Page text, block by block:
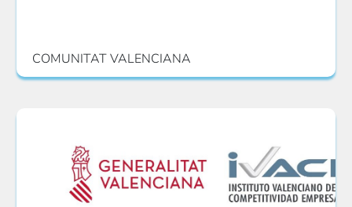
COMUNITAT VALENCIANA